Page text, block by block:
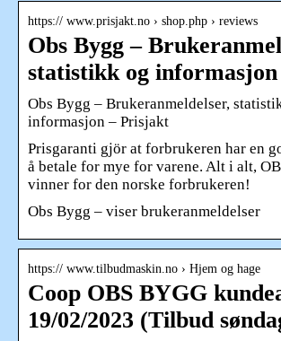
https:// www.prisjakt.no › shop.php › reviews
Obs Bygg –
statistikk og informasjon
Obs Bygg – Brukeranmeldelser,
informasjon – Prisjakt
Prisgaranti gjör at forbrukeren har en
å betale for mye for varene. Alt i alt,
vinner for den norske forbrukeren!
Obs Bygg – viser brukeranmeldelser
https:// www.tilbudmaskin.no › Hjem og hage
Coop OBS BYGG
19/02/2023 (Tilbud